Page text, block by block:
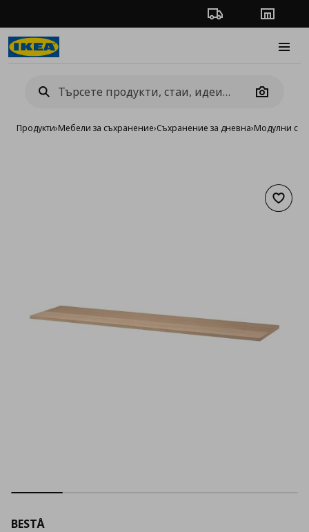
Проследяване на
Camera
Продукти›Мебели за съхранение›Съхранение за дневна›Модулни
BESTÅ